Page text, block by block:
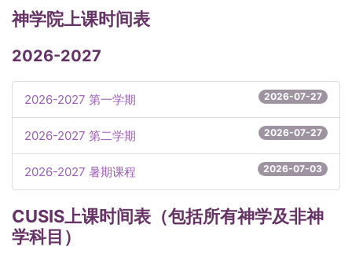
神学院上课时间表
2026-2027
2026-2027 第一学期 2026-07-27
2026-2027 第二学期 2026-07-27
2026-2027 暑期课程 2026-07-03
CUSIS上课时间表（包括所有神学及非神
学科目）